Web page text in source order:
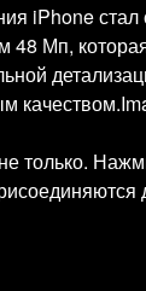
iPhone
Мп, которая
только.